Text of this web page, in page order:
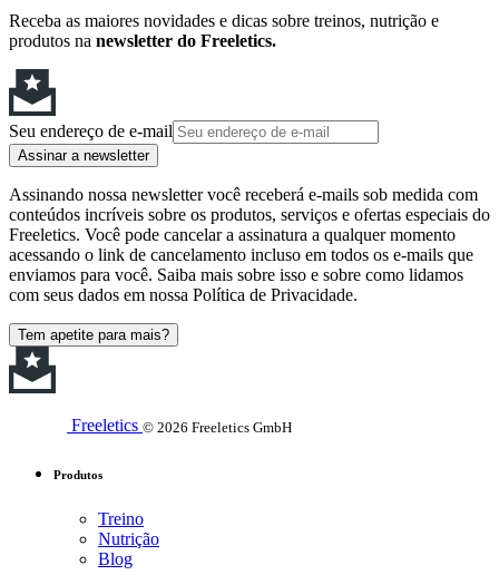
Receba as maiores novidades e dicas sobre treinos, nutrição e
produtos na newsletter do Freeletics.
Seu endereço de e-mail
Assinar a newsletter
Assinando nossa newsletter você receberá e-mails sob medida com
conteúdos incríveis sobre os produtos, serviços e ofertas especiais do
Freeletics. Você pode cancelar a assinatura a qualquer momento
acessando o link de cancelamento incluso em todos os e-mails que
enviamos para você. Saiba mais sobre isso e sobre como lidamos
com seus dados em nossa Política de Privacidade.
Tem apetite para mais?
Freeletics © 2026 Freeletics GmbH
Produtos
Treino
Nutrição
Blog